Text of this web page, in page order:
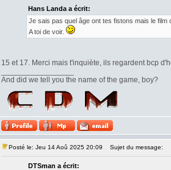
Hans Landa a écrit:
Je sais pas quel âge ont tes fistons mais le
A toi de voir.
15 et 17. Merci mais t'inquiète, ils regardent bcp
And did we tell you the name of the game, boy?
Posté le: Jeu 14 Aoû 2025 20:09 Sujet du message:
DTSman a écrit: